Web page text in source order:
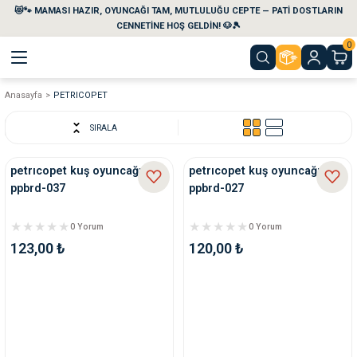
😻🐾 MAMASI HAZIR, OYUNCAĞI TAM, MUTLULUĞU CEPTE — PATİ DOSTLARIN
CENNETİNE HOŞ GELDİN! 🐶🎾
Geri Dön
Geri Dön
Temizlik Ürünleri
Geri Dön
Geri Dön
Geri Dön
Geri Dön
0
Anasayfa PETRICOPET
SIRALA
petrıcopet kuş oyuncağı
ppbrd-037
0 Yorum
123,00 ₺
petrıcopet kuş oyuncağı
ppbrd-027
0 Yorum
120,00 ₺